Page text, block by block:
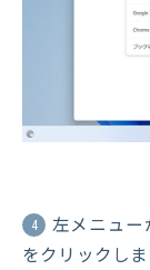
4 左メニュー
をクリックしま